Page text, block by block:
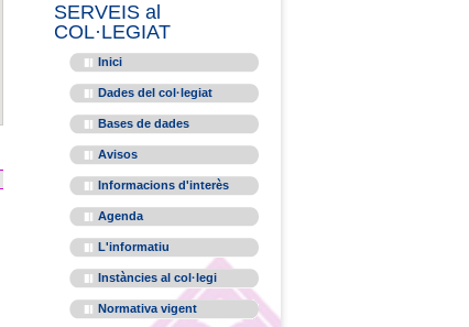
SERVEIS al
COL·LEGIAT
Inici
Dades del col·legiat
Bases de dades
Avisos
Informacions d'interès
Agenda
L'informatiu
Instàncies al col·legi
Normativa vigent